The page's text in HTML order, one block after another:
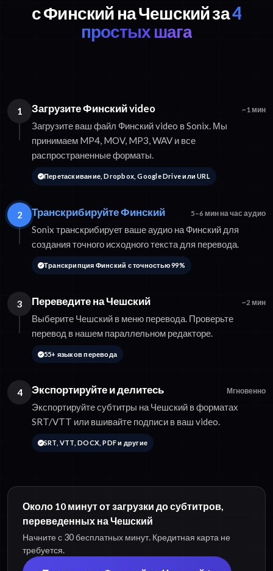
с Финский на Чешский за4
простых шага
1 Загрузите Финский video ~1 мин
Загрузите ваш файл Финский video в Sonix. Мы
принимаем MP4, MOV, MP3, WAV и все
распространенные форматы.
Перетаскивание, Dropbox, Google Drive или URL
2 Транскрибируйте Финский 5–6 мин на час аудио
Sonix транскрибирует ваше аудио на Финский для
создания точного исходного текста для перевода.
Транскрипция Финский с точностью 99%
3 Переведите на Чешский ~2 мин
Выберите Чешский в меню перевода. Проверьте
перевод в нашем параллельном редакторе.
55+ языков перевода
4 Экспортируйте и делитесь Мгновенно
Экспортируйте субтитры на Чешский в форматах
SRT/VTT или вшивайте подписи в ваш video.
SRT, VTT, DOCX, PDF и другие
Около 10 минут от загрузки до субтитров,
переведенных на Чешский
Начните с 30 бесплатных минут. Кредитная карта не
требуется.